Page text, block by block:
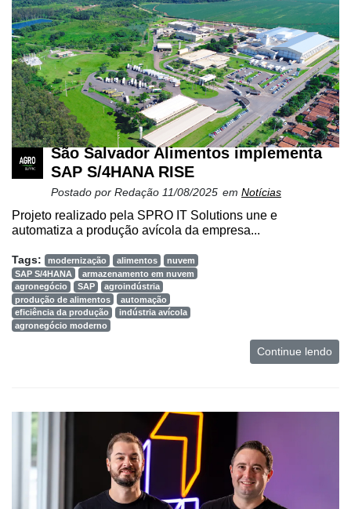
São Salvador Alimentos implementa
SAP S/4HANA RISE
Postado por Redação 11/08/2025 em Notícias
Projeto realizado pela SPRO IT Solutions une e
automatiza a produção avícola da empresa...
Tags: modernização alimentos
nuvem
SAP S/4HANA
armazenamento em nuvem
agronegócio
SAP
agroindústria
produção de alimentos
automação
eficiência da produção
indústria avícola
agronegócio moderno
Continue lendo